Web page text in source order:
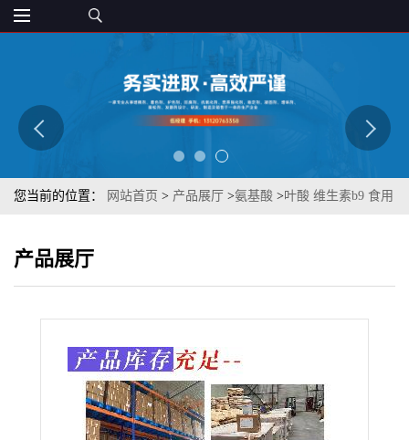
您当前的位置： 网站首页 > 产品展厅 >氨基酸 >叶酸 维生素b9 食用
产品展厅